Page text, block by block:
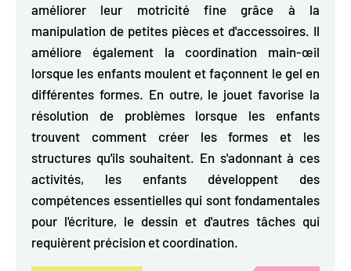
améliorer leur motricité fine grâce à la
manipulation de petites pièces et d'accessoires. Il
améliore également la coordination main-œil
lorsque les enfants moulent et façonnent le gel en
différentes formes. En outre, le jouet favorise la
résolution de problèmes lorsque les enfants
trouvent comment créer les formes et les
structures qu'ils souhaitent. En s'adonnant à ces
activités, les enfants développent des
compétences essentielles qui sont fondamentales
pour l'écriture, le dessin et d'autres tâches qui
requièrent précision et coordination.